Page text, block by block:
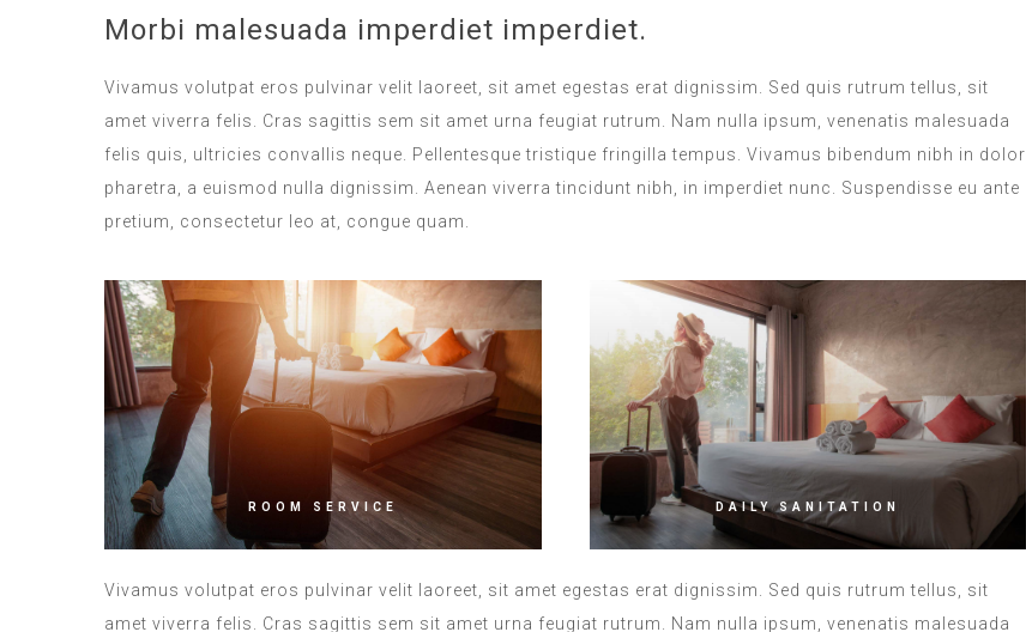
Morbi malesuada imperdiet imperdiet.
Vivamus volutpat eros pulvinar velit laoreet, sit amet egestas erat dignissim. Sed quis rutrum tellus, sit
amet viverra felis. Cras sagittis sem sit amet urna feugiat rutrum. Nam nulla ipsum, venenatis malesuada
felis quis, ultricies convallis neque. Pellentesque tristique fringilla tempus. Vivamus bibendum nibh in dolor
pharetra, a euismod nulla dignissim. Aenean viverra tincidunt nibh, in imperdiet nunc. Suspendisse eu ante
pretium, consectetur leo at, congue quam.
ROOM SERVICE DAILY SANITATION
Vivamus volutpat eros pulvinar velit laoreet, sit amet egestas erat dignissim. Sed quis rutrum tellus, sit
amet viverra felis. Cras sagittis sem sit amet urna feugiat rutrum. Nam nulla ipsum, venenatis malesuada